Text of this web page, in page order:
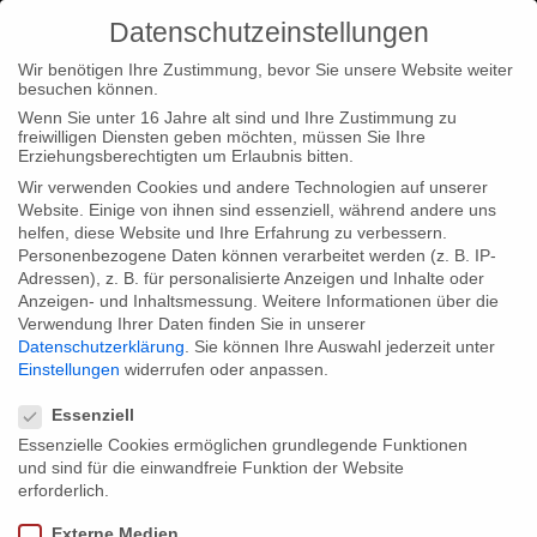
Home Type|News
“Wadan’s World” in competition at the
Doclisboa 2011
“Wadan’s World” in competition at the
Doclisboa 2011
Our documentary “Wadan’s World – About the Dignity of Work”
was selected for competition at the Doclisboa 2011. The film
Datenschutzeinstellungen
Wir benötigen Ihre Zustimmung, bevor Sie unsere Website weiter
besuchen können.
Wenn Sie unter 16 Jahre alt sind und Ihre Zustimmung zu
freiwilligen Diensten geben möchten, müssen Sie Ihre
Erziehungsberechtigten um Erlaubnis bitten.
Wir verwenden Cookies und andere Technologien auf unserer
Website. Einige von ihnen sind essenziell, während andere uns
helfen, diese Website und Ihre Erfahrung zu verbessern.
Personenbezogene Daten können verarbeitet werden (z. B. IP-
Adressen), z. B. für personalisierte Anzeigen und Inhalte oder
Anzeigen- und Inhaltsmessung. Weitere Informationen über die
Verwendung Ihrer Daten finden Sie in unserer
Datenschutzerklärung
Sie können Ihre Auswahl jederzeit unter
Einstellungen widerrufen oder anpassen.
Essenziell
Essenzielle Cookies ermöglichen grundlegende Funktionen
und sind für die einwandfreie Funktion der Website
erforderlich.